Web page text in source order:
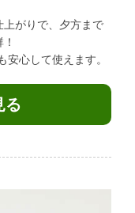
上がりで、夕方まで
心して使えます。
る